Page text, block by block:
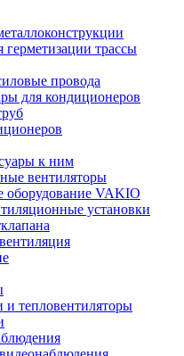
герметизации трассы
провода
для кондиционеров
к ним
вентиляторы
оборудование VAKIO
установки
тепловентиляторы